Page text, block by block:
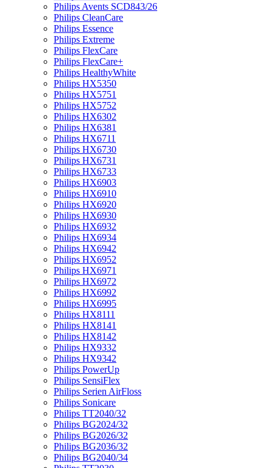
Philips Avents SCD843/26
Philips CleanCare
Philips Essence
Philips Extreme
Philips FlexCare
Philips FlexCare+
Philips HealthyWhite
Philips HX5350
Philips HX5751
Philips HX5752
Philips HX6302
Philips HX6381
Philips HX6711
Philips HX6730
Philips HX6731
Philips HX6733
Philips HX6903
Philips HX6910
Philips HX6920
Philips HX6930
Philips HX6932
Philips HX6934
Philips HX6942
Philips HX6952
Philips HX6971
Philips HX6972
Philips HX6992
Philips HX6995
Philips HX8111
Philips HX8141
Philips HX8142
Philips HX9332
Philips HX9342
Philips PowerUp
Philips SensiFlex
Philips Serien AirFloss
Philips Sonicare
Philips TT2040/32
Philips BG2024/32
Philips BG2026/32
Philips BG2036/32
Philips BG2040/34